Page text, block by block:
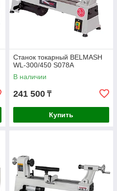
Станок токарный BELMASH
WL-300/450 S078A
В наличии
241 500 ₸
Купить